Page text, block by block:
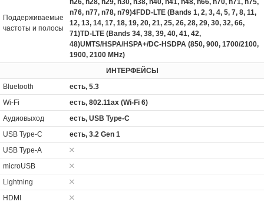
Поддерживаемые
частоты и полосы
n26, n28, n29, n30, n38, n40, n41, n48, n66, n70, n71, n75,
n76, n77, n78, n79)4FDD-LTE (Bands 1, 2, 3, 4, 5, 7, 8, 11,
12, 13, 14, 17, 18, 19, 20, 21, 25, 26, 28, 29, 30, 32, 66,
71)TD-LTE (Bands 34, 38, 39, 40, 41, 42,
48)UMTS/HSPA/HSPA+/DC‑HSDPA (850, 900, 1700/2100,
1900, 2100 MHz)
ИНТЕРФЕЙСЫ
Bluetooth
есть, 5.3
Wi-Fi
есть, 802.11ax (Wi-Fi 6)
Аудиовыход
есть, USB Type-C
USB Type-C
есть, 3.2 Gen 1
USB Type-A
microUSB
Lightning
HDMI